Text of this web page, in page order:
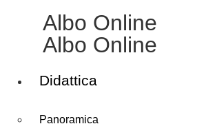
Albo Online
Albo Online
Didattica
Panoramica